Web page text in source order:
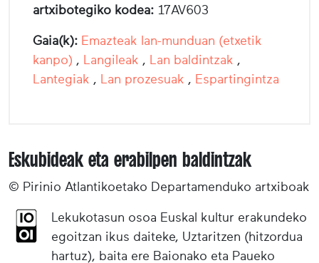
artxibotegiko kodea: 17AV603
Gaia(k): Emazteak lan-munduan (etxetik
kanpo) , Langileak , Lan baldintzak ,
Lantegiak , Lan prozesuak , Espartingintza
Eskubideak eta erabilpen baldintzak
© Pirinio Atlantikoetako Departamenduko artxiboak
Lekukotasun osoa Euskal kultur erakundeko
egoitzan ikus daiteke, Uztaritzen (hitzordua
hartuz), baita ere Baionako eta Paueko